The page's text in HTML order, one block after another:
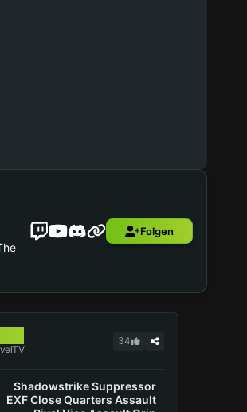
Folgen
34
Shadowstrike Suppressor
EXF Close Quarters Assault